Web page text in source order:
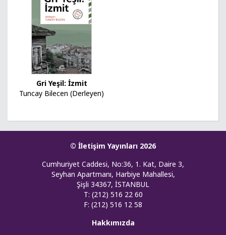
Gri Yeşil: İzmit
Tuncay Bilecen (Derleyen)
© İletişim Yayınları 2026
Cumhuriyet Caddesi, No:36, 1. Kat, Daire 3,
Seyhan Apartmanı, Harbiye Mahallesi,
Şişli 34367, İSTANBUL
T: (212) 516 22 60
F: (212) 516 12 58
Hakkımızda